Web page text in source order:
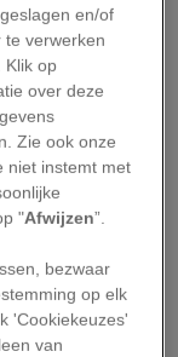
Polen én
Park.
is het
een nog
skiër en
en/of
verwerken
Klik op
over deze
Zie ook onze
niet instemt met
"Afwijzen”.
bezwaar
op elk
'Cookiekeuzes'
van